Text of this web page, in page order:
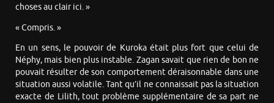
choses au clair ici. »
« Compris. »
En un sens, le pouvoir de Kuroka était plus fort que celui de
Néphy, mais bien plus instable. Zagan savait que rien de bon ne
pouvait résulter de son comportement déraisonnable dans une
situation aussi volatile. Tant qu’il ne connaissait pas la situation
exacte de Lilith, tout problème supplémentaire de sa part ne